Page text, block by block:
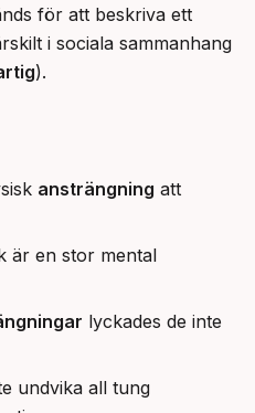
för att beskriva ett
i sociala sammanhang
).
ansträngning att
är en stor mental
lyckades de inte
undvika all tung